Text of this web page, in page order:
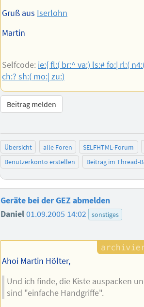
Gruß aus Iserlohn
Martin
--
Selfcode: ie:{ fl:( br:^ va:) ls:# fo:| rl:(
ch:? sh:( mo:| zu:)
Beitrag melden
Übersicht alle Foren
SELFHTML-Forum
Benutzerkonto erstellen
Beitrag im Thread-
Geräte bei der GEZ abmelden
Daniel01.09.2005 14:02 sonstiges
Ahoi Martin Hölter,
Und ich finde, die Kiste auspacken
sind "einfache Handgriffe".